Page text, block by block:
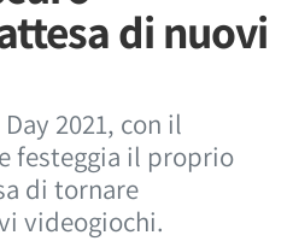
di nuovi
2021, con il
festeggia il proprio
di tornare
videogiochi.